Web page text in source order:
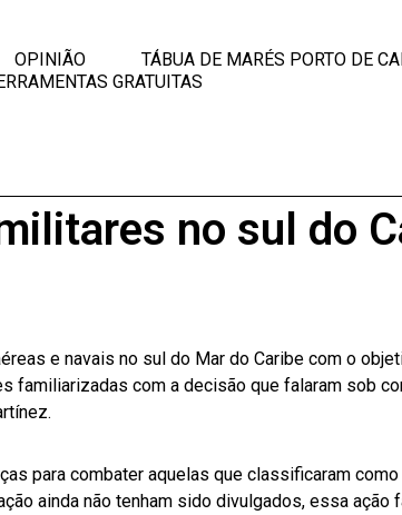
OPINIÃO
TÁBUA DE MARÉS PORTO DE
GRATUITAS
no sul do
e navais no sul do Mar do Caribe com o
com a decisão que falaram sob
para combater aquelas que classificaram
ainda não tenham sido divulgados, essa